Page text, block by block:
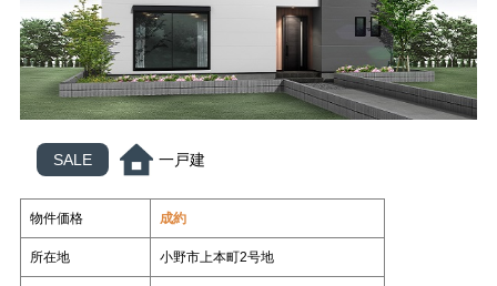
コラム
日々、不動産
管理業って面白い
各種相談
売却相談
（査定依頼）
なんでも相談
賃貸管理
会社案内
スタッフ紹介
コラム
SALE 一戸建
物件価格 成約
所在地 小野市上本町2号地